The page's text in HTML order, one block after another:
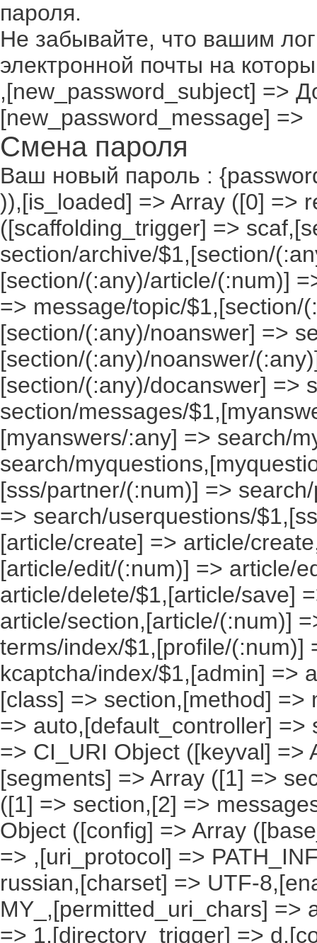
пароля.
Не забывайте, что вашим
электронной почты на
,[new_password_subject] =>
[new_password_message] =>
Смена пароля
Ваш новый пароль :
)),[is_loaded] => Array ([0] =>
([scaffolding_trigger] =>
section/archive/$1,[section/
[section/(:any)/article/(:num)]
=> message/topic/$1,[section/
[section/(:any)/noanswer] =>
[section/(:any)/noanswer/
[section/(:any)/docanswer] =>
section/messages/
[myanswers/:any] => search/
search/
[sss/partner/(:num)] =>
=> search/userquestions/
[article/create] => article/
[article/edit/(:num)] => article/
article/delete/$1,[article/save]
article/section,[article/(:num)]
terms/index/$1,[profile/(:num)]
kcaptcha/index/$1,[admin] =>
[class] => section,[method]
=> auto,[default_controller]
=> CI_URI Object ([keyval] =>
[segments] => Array ([1] =>
([1] => section,[2] =>
Object ([config] => Array
=> ,[uri_protocol] =>
russian,[charset] => UTF-
MY_,[permitted_uri_chars] =>
=> 1,[directory_trigger] =>